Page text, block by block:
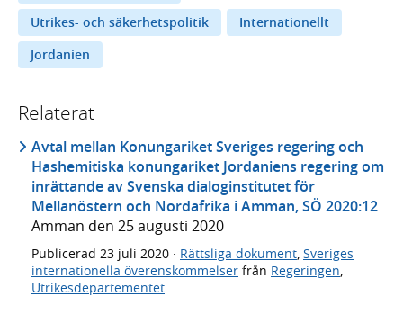
Utrikes- och säkerhetspolitik
Internationellt
Jordanien
Relaterat
Avtal mellan Konungariket Sveriges regering och
Hashemitiska konungariket Jordaniens regering om
inrättande av Svenska dialoginstitutet för
Mellanöstern och Nordafrika i Amman, SÖ 2020:12
Amman den 25 augusti 2020
Publicerad 23 juli 2020 · Rättsliga dokument Sveriges
internationella överenskommelser från Regeringen
Utrikesdepartementet